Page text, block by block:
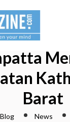
Barat
Blog News